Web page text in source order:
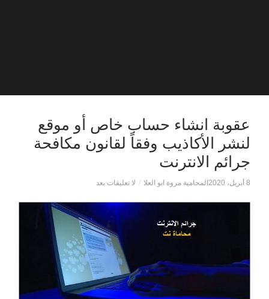
عقوبة انشاء حساب خاص أو موقع
لنشر الأكاذيب وفقاً لقانون مكافحة
جرائم الانترنت
8 أبريل، 2020 المحامية مروة ابو العلا / لا تعليقات بعد